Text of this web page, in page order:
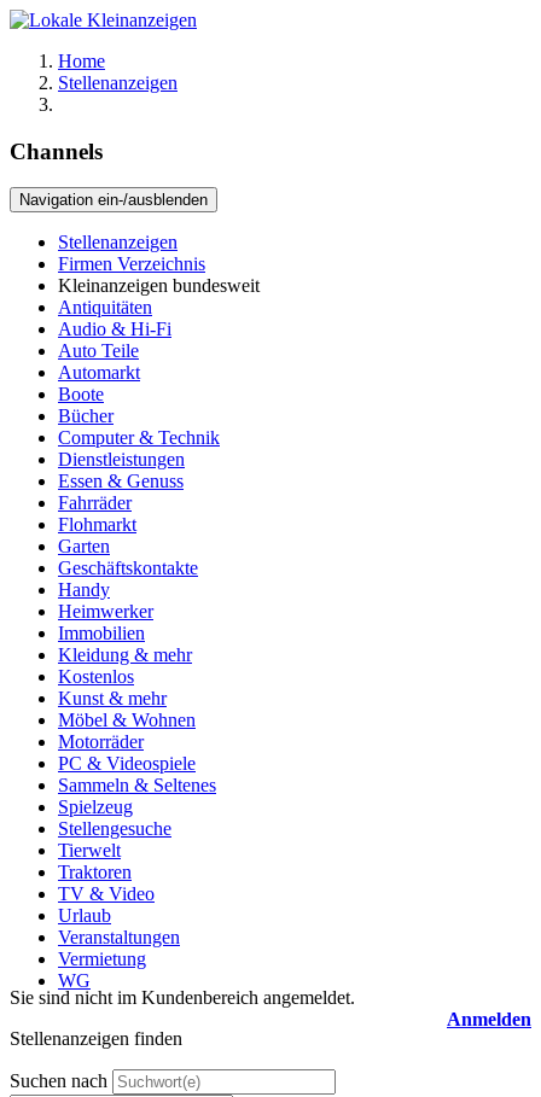
Home
Stellenanzeigen
Channels
Navigation ein-/ausblenden
Stellenanzeigen
Firmen Verzeichnis
Kleinanzeigen bundesweit
Antiquitäten
Audio & Hi-Fi
Auto Teile
Automarkt
Boote
Bücher
Computer & Technik
Dienstleistungen
Essen & Genuss
Fahrräder
Flohmarkt
Garten
Geschäftskontakte
Handy
Heimwerker
Immobilien
Kleidung & mehr
Kostenlos
Kunst & mehr
Möbel & Wohnen
Motorräder
PC & Videospiele
Sammeln & Seltenes
Spielzeug
Stellengesuche
Tierwelt
Traktoren
TV & Video
Urlaub
Veranstaltungen
Vermietung
WG
Sie sind nicht im Kundenbereich angemeldet.
Anmelden
Stellenanzeigen finden
Suchen nach